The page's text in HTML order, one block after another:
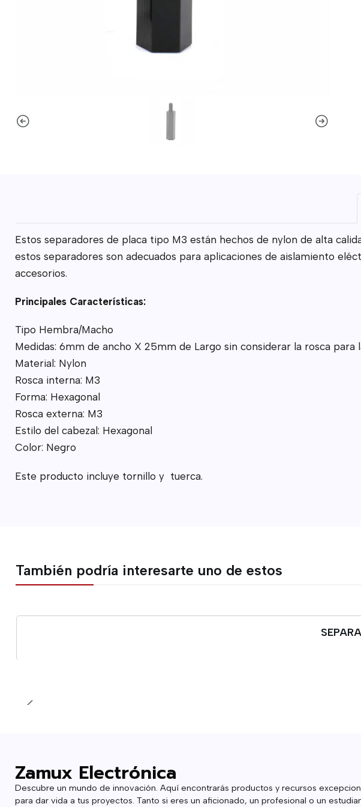
Estos separadores de placa tipo M3 están hechos de nylon de alta
estos separadores son adecuados para aplicaciones de aislamiento
accesorios.
Principales Características:
Tipo Hembra/Macho
Medidas: 6mm de ancho X 25mm de Largo sin considerar la rosca para
Material: Nylon
Rosca interna: M3
Forma: Hexagonal
Rosca externa: M3
Estilo del cabezal: Hexagonal
Color: Negro
Este producto incluye tornillo y tuerca.
También podría interesarte uno de estos
Zamux Electrónica
Descubre un mundo de innovación. Aquí encontrarás productos y recursos
para dar vida a tus proyectos. Tanto si eres un aficionado, un profesional o un